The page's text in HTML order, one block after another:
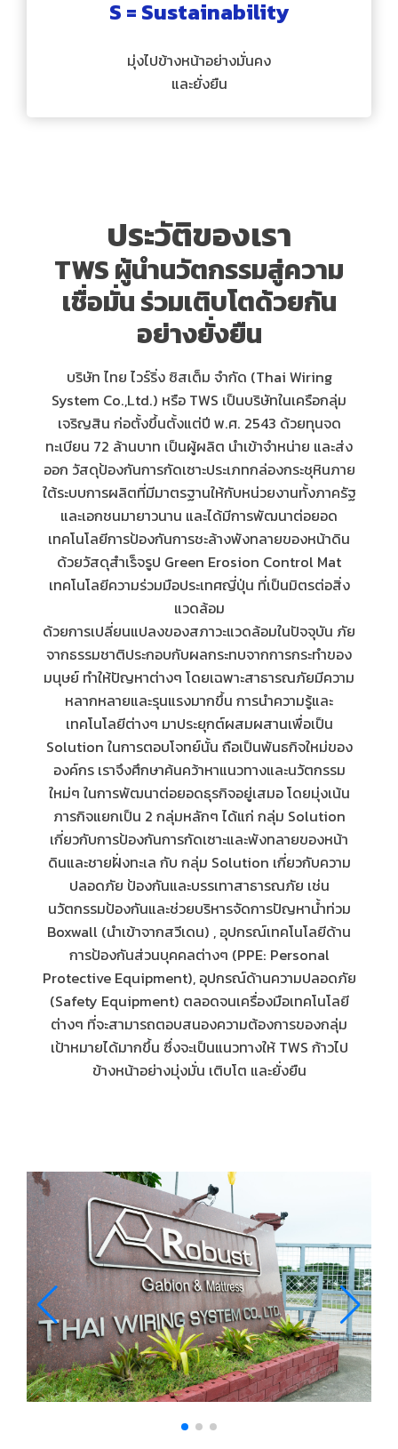
S = Sustainability
มุ่งไปข้างหน้าอย่างมั่นคง
และยั่งยืน
ประวัติของเรา
TWS ผู้นำนวัตกรรมสู่ความ
เชื่อมั่น ร่วมเติบโตด้วยกัน
อย่างยั่งยืน
บริษัท ไทย ไวร์ริ่ง ซิสเต็ม จำกัด (Thai Wiring
System Co.,Ltd.) หรือ TWS เป็นบริษัทในเครือกลุ่ม
เจริญสิน ก่อตั้งขึ้นตั้งแต่ปี พ.ศ. 2543 ด้วยทุนจด
ทะเบียน 72 ล้านบาท เป็นผู้ผลิต นำเข้าจำหน่าย และส่ง
ออก วัสดุป้องกันการกัดเซาะประเภทกล่องกระชุหินภาย
ใต้ระบบการผลิตที่มีมาตรฐานให้กับหน่วยงานทั้งภาครัฐ
และเอกชนมายาวนาน และได้มีการพัฒนาต่อยอด
เทคโนโลยีการป้องกันการชะล้างพังทลายของหน้าดิน
ด้วยวัสดุสำเร็จรูป Green Erosion Control Mat
เทคโนโลยีความร่วมมือประเทศญี่ปุ่น ที่เป็นมิตรต่อสิ่ง
แวดล้อม
ด้วยการเปลี่ยนแปลงของสภาวะแวดล้อมในปัจจุบัน ภัย
จากธรรมชาติประกอบกับผลกระทบจากการกระทำของ
มนุษย์ ทำให้ปัญหาต่างๆ โดยเฉพาะสาธารณภัยมีความ
หลากหลายและรุนแรงมากขึ้น การนำความรู้และ
เทคโนโลยีต่างๆ มาประยุกต์ผสมผสานเพื่อเป็น
Solution ในการตอบโจทย์นั้น ถือเป็นพันธกิจใหม่ของ
องค์กร เราจึงศึกษาค้นคว้าหาแนวทางและนวัตกรรม
ใหม่ๆ ในการพัฒนาต่อยอดธุรกิจอยู่เสมอ โดยมุ่งเน้น
ภารกิจแยกเป็น 2 กลุ่มหลักๆ ได้แก่ กลุ่ม Solution
เกี่ยวกับการป้องกันการกัดเซาะและพังทลายของหน้า
ดินและชายฝั่งทะเล กับ กลุ่ม Solution เกี่ยวกับความ
ปลอดภัย ป้องกันและบรรเทาสาธารณภัย เช่น
นวัตกรรมป้องกันและช่วยบริหารจัดการปัญหาน้ำท่วม
Boxwall (นำเข้าจากสวีเดน) , อุปกรณ์เทคโนโลยีด้าน
การป้องกันส่วนบุคคลต่างๆ (PPE: Personal
Protective Equipment), อุปกรณ์ด้านความปลอดภัย
(Safety Equipment) ตลอดจนเครื่องมือเทคโนโลยี
ต่างๆ ที่จะสามารถตอบสนองความต้องการของกลุ่ม
เป้าหมายได้มากขึ้น ซึ่งจะเป็นแนวทางให้ TWS ก้าวไป
ข้างหน้าอย่างมุ่งมั่น เติบโต และยั่งยืน